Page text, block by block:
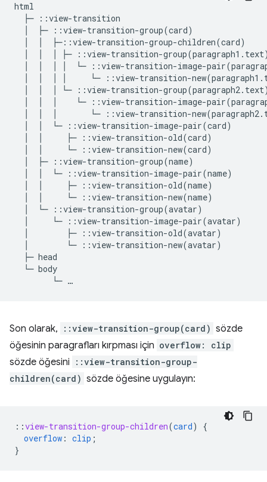
html
  ├─ ::view-transition
  │  ├─ ::view-transition-group(card)
  │  │  ├─::view-transition-group-children(card)
│  │  │ ├─ ::view-transition-
│  │  │ │  └─ ::view-transition-image-
│  │  │ │     └─ ::view-transition-
│  │  │ └─ ::view-transition-
│  │  │    └─ ::view-transition-image-
│  │  │       └─ ::view-transition-
  │  │  └─ ::view-transition-image-pair(card)
  │  │     ├─ ::view-transition-old(card)
  │  │     └─ ::view-transition-new(card)
  │  ├─ ::view-transition-group(name)
  │  │  └─ ::view-transition-image-pair(name)
  │  │     ├─ ::view-transition-old(name)
  │  │     └─ ::view-transition-new(name)
  │  └─ ::view-transition-group(avatar)
  │     └─ ::view-transition-image-pair(avatar)
  │        ├─ ::view-transition-old(avatar)
  │        └─ ::view-transition-new(avatar)
  ├─ head
  └─ body
Son olarak, ::view-transition-group(card) sözde
öğesinin paragrafları kırpması için overflow: clip
sözde öğesini
::view-transition-group-
children(card) sözde öğesine uygulayın:
::view-transition-group-children(card)
{
overflow : clip ;
}